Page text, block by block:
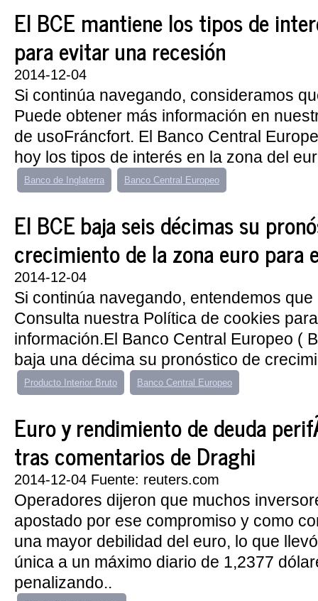
El BCE mantiene los tipos de
para evitar una recesión
2014-12-04
Si continúa navegando, consideramos
Puede obtener más información en
de usoFráncfort. El Banco Central
hoy los tipos de interés en la zona del
Banco de Inglaterra Banco Central Europeo
El BCE baja seis décimas su
crecimiento de la zona euro para
2014-12-04
Si continúa navegando, entendemos
Consulta nuestra Política de cookies
información.El Banco Central Europeo (
baja una décima su pronóstico de
Producto Interior Bruto Banco Central Europeo
Euro y rendimiento de deuda
tras comentarios de Draghi
2014-12-04 Fuente: reuters.com
Operadores dijeron que muchos
apostado por ese compromiso y como
una mayor debilidad del euro, lo que
única a un máximo diario de 1,2377
penalizando..